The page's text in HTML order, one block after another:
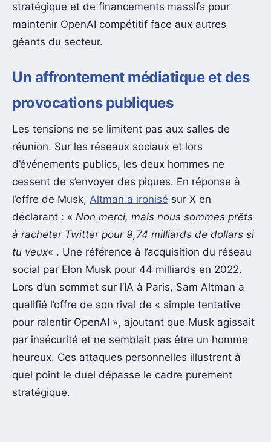
stratégique et de financements massifs pour
maintenir OpenAI compétitif face aux autres
géants du secteur.
Un affrontement médiatique et des
provocations publiques
Les tensions ne se limitent pas aux salles de
réunion. Sur les réseaux sociaux et lors
d’événements publics, les deux hommes ne
cessent de s’envoyer des piques. En réponse à
l’offre de Musk, Altman a ironisé sur X en
déclarant : « Non merci, mais nous sommes prêts
à racheter Twitter pour 9,74 milliards de dollars si
tu veux« . Une référence à l’acquisition du réseau
social par Elon Musk pour 44 milliards en 2022.
Lors d’un sommet sur l’IA à Paris, Sam Altman a
qualifié l’offre de son rival de « simple tentative
pour ralentir OpenAI », ajoutant que Musk agissait
par insécurité et ne semblait pas être un homme
heureux. Ces attaques personnelles illustrent à
quel point le duel dépasse le cadre purement
stratégique.